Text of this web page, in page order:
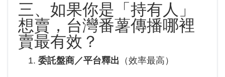
三、如果你是「持有人」
想賣，台灣番薯傳播哪裡
賣最有效？
委託盤商／平台釋出 （效率最高）